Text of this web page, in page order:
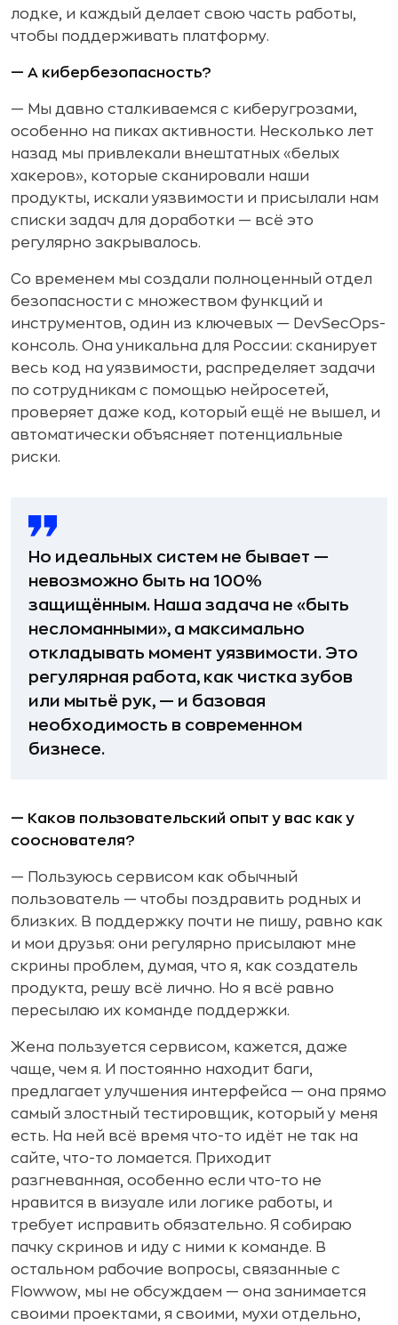
лодке, и каждый делает свою часть работы,
чтобы поддерживать платформу.
— А кибербезопасность?
— Мы давно сталкиваемся с киберугрозами,
особенно на пиках активности. Несколько лет
назад мы привлекали внештатных «белых
хакеров», которые сканировали наши
продукты, искали уязвимости и присылали нам
списки задач для доработки — всё это
регулярно закрывалось.
Со временем мы создали полноценный отдел
безопасности с множеством функций и
инструментов, один из ключевых — DevSecOps-
консоль. Она уникальна для России: сканирует
весь код на уязвимости, распределяет задачи
по сотрудникам с помощью нейросетей,
проверяет даже код, который ещё не вышел, и
автоматически объясняет потенциальные
риски.
Но идеальных систем не бывает —
невозможно быть на 100%
защищённым. Наша задача не «быть
несломанными», а максимально
откладывать момент уязвимости. Это
регулярная работа, как чистка зубов
или мытьё рук, — и базовая
необходимость в современном
бизнесе.
— Каков пользовательский опыт у вас как у
сооснователя?
— Пользуюсь сервисом как обычный
пользователь — чтобы поздравить родных и
близких. В поддержку почти не пишу, равно как
и мои друзья: они регулярно присылают мне
скрины проблем, думая, что я, как создатель
продукта, решу всё лично. Но я всё равно
пересылаю их команде поддержки.
Жена пользуется сервисом, кажется, даже
чаще, чем я. И постоянно находит баги,
предлагает улучшения интерфейса — она прямо
самый злостный тестировщик, который у меня
есть. На ней всё время что-то идёт не так на
сайте, что-то ломается. Приходит
разгневанная, особенно если что-то не
нравится в визуале или логике работы, и
требует исправить обязательно. Я собираю
пачку скринов и иду с ними к команде. В
остальном рабочие вопросы, связанные с
Flowwow, мы не обсуждаем — она занимается
своими проектами, я своими, мухи отдельно,